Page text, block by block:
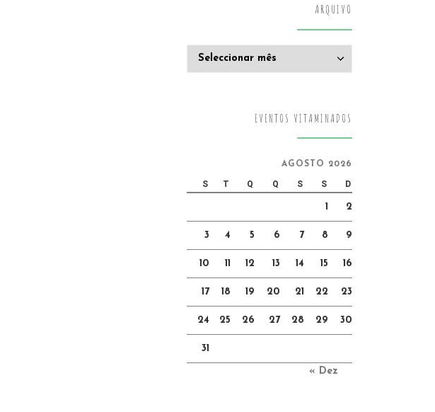
ARQUIVO
EVENTOS VITAMINADOS
AGOSTO 2026
S T Q Q S S D
1 2
3 4 5 6 7 8 9
10 11 12 13 14 15 16
17 18 19 20 21 22 23
24 25 26 27 28 29 30
31
« Dez